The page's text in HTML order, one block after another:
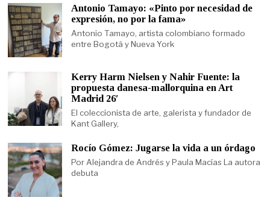
Antonio Tamayo: «Pinto por necesidad de
expresión, no por la fama»
Antonio Tamayo, artista colombiano formado
entre Bogotá y Nueva York
Kerry Harm Nielsen y Nahir Fuente: la
propuesta danesa-mallorquina en Art
Madrid 26′
El coleccionista de arte, galerista y fundador de
Kant Gallery,
Rocío Gómez: Jugarse la vida a un órdago
Por Alejandra de Andrés y Paula Macías La autora
debuta